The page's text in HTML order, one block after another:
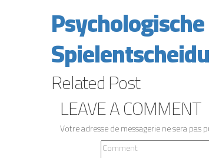
RelatedPost
LEAVE ACOMMENT
Votre adresse de messagerie ne sera pas